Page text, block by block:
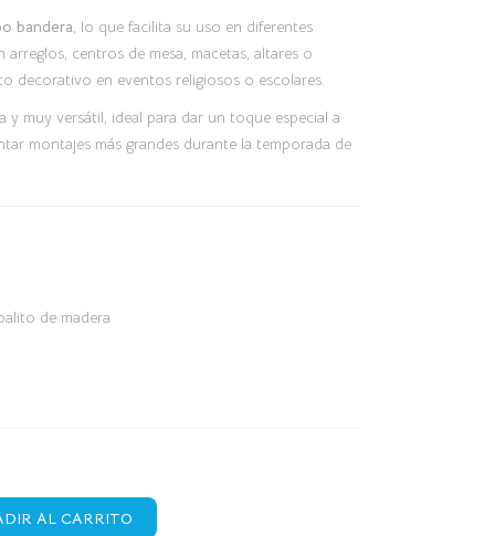
bandera, lo que facilita su uso en diferentes
centros de mesa, macetas, altares o
decorativo en eventos religiosos o escolares.
y muy versátil, ideal para dar un toque especial a
montajes más grandes durante la temporada de
de madera
AL CARRITO